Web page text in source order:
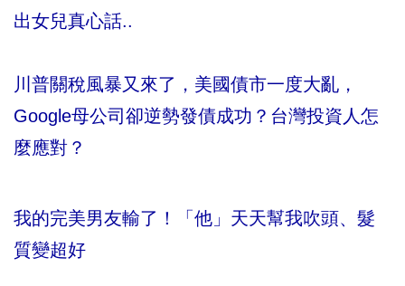
出女兒真心話..
川普關稅風暴又來了，美國債市一度大亂，
Google母公司卻逆勢發債成功？台灣投資人怎
麼應對？
我的完美男友輸了！「他」天天幫我吹頭、髮
質變超好